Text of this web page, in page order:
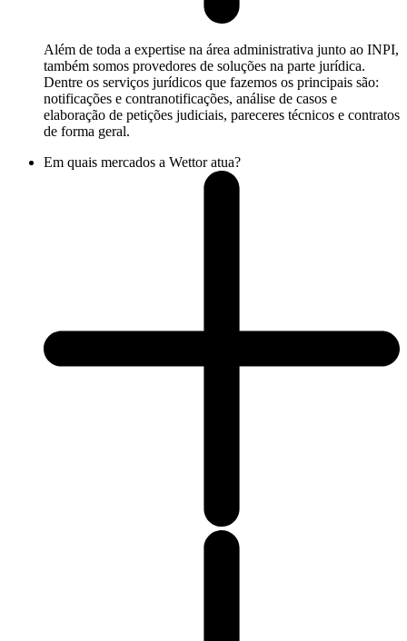
Além de toda a expertise na área administrativa junto ao INPI,
também somos provedores de soluções na parte jurídica.
Dentre os serviços jurídicos que fazemos os principais são:
notificações e contranotificações, análise de casos e
elaboração de petições judiciais, pareceres técnicos e contratos
de forma geral.
Em quais mercados a Wettor atua?